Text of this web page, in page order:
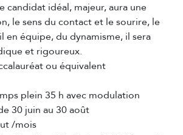
candidat idéal, majeur, aura une
le sens du contact et le sourire, le
en équipe, du dynamisme, il sera
et rigoureux.
ou équivalent
plein 35 h avec modulation
30 juin au 30 août
/mois